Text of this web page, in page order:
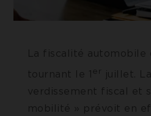
La fiscalité automobile
tournant le 1
er
juillet.
verdissement fiscal et
mobilité » prévoit en